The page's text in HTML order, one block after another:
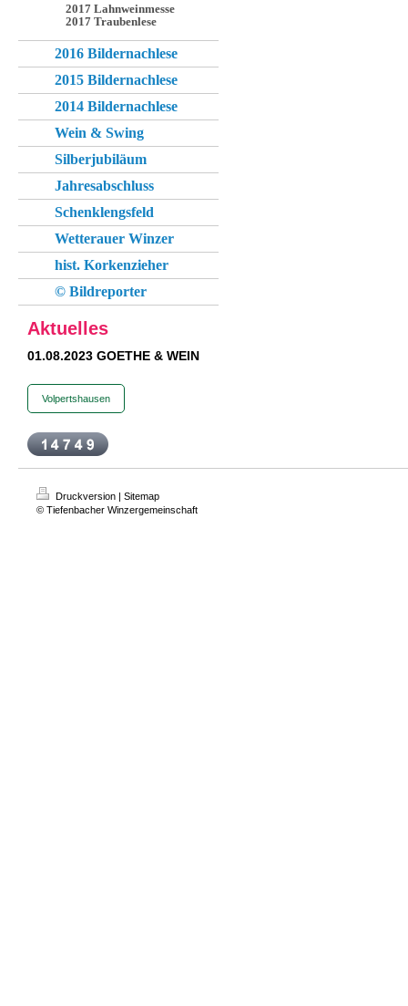
2017 Lahnweinmesse
2017 Traubenlese
2016 Bildernachlese
2015 Bildernachlese
2014 Bildernachlese
Wein & Swing
Silberjubiläum
Jahresabschluss
Schenklengsfeld
Wetterauer Winzer
hist. Korkenzieher
© Bildreporter
Aktuelles
01.08.2023 GOETHE & WEIN
Volpertshausen
Druckversion | Sitemap
© Tiefenbacher Winzergemeinschaft